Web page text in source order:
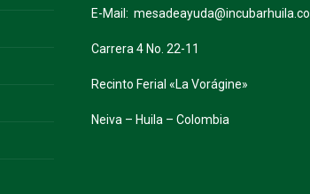
E-Mail: mesadeayuda@incubarhuila.co
Carrera 4 No. 22-11
Recinto Ferial «La Vorágine»
Neiva – Huila – Colombia